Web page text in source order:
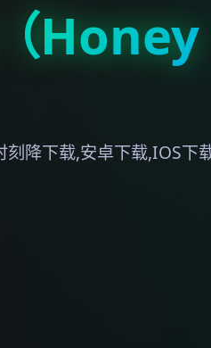
Honey
降下载,安卓下载,IOS下